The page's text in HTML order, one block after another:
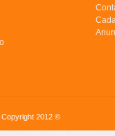
Copyright 2012 ©